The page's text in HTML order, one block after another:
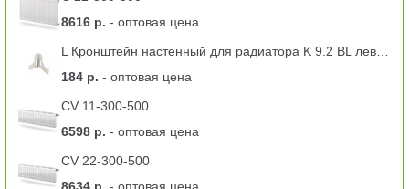
8616 р. - оптовая цена
184 р. - оптовая цена
CV 11-300-500
6598 р. - оптовая цена
CV 22-300-500